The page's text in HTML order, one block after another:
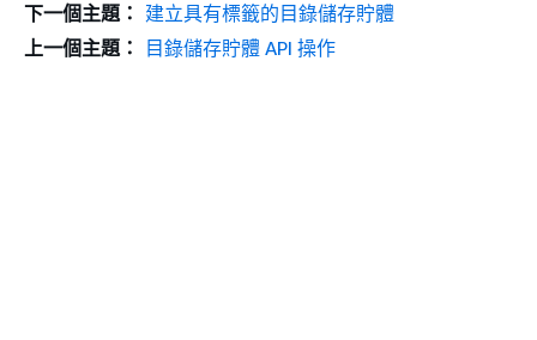
下一個主題： 建立具有標籤的目錄儲存貯體
上一個主題：
目錄儲存貯體 API 操作